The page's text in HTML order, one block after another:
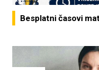
Besplatni časovi